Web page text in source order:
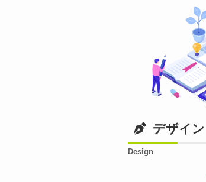
デザイン
Design